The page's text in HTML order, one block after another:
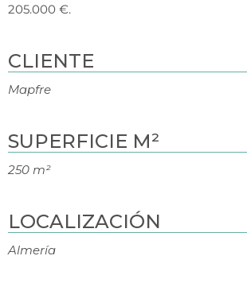
205.000 €.
CLIENTE
Mapfre
SUPERFICIE M²
250 m²
LOCALIZACIÓN
Almería